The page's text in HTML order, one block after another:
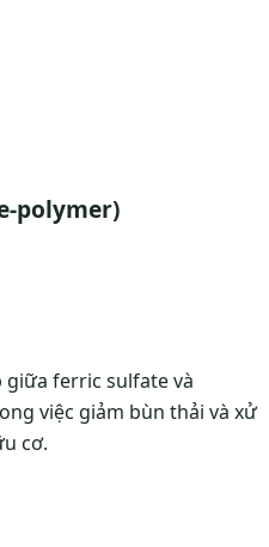
polymer)
giữa ferric sulfate và
việc giảm bùn thải và xử
cơ.